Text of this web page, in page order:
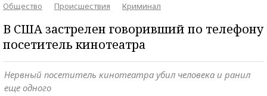
Общество
Происшествия Криминал
В США застрелен говоривший по телефону
посетитель кинотеатра
Нервный посетитель кинотеатра убил человека и ранил
еще одного